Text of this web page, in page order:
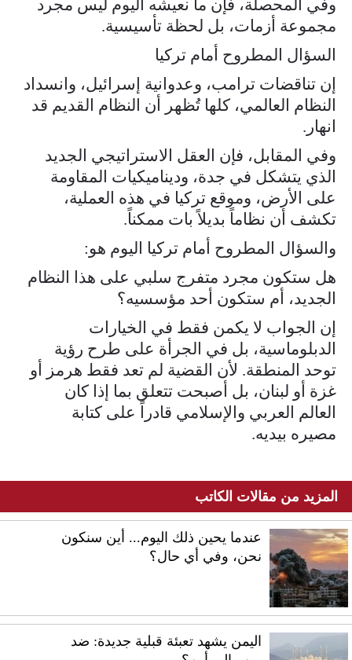
وفي المحصلة، فإن ما نعيشه اليوم ليس مجرد
مجموعة أزمات، بل لحظة تأسيسية.
السؤال المطروح أمام تركيا
إن تناقضات ترامب، وعدوانية إسرائيل، وانسداد
النظام العالمي، كلها تُظهر أن النظام القديم قد
انهار.
وفي المقابل، فإن العقل الاستراتيجي الجديد
الذي يتشكل في جدة، وديناميكيات المقاومة
على الأرض، وموقع تركيا في هذه العملية،
تكشف أن نظاماً بديلاً بات ممكناً.
والسؤال المطروح أمام تركيا اليوم هو:
هل ستكون مجرد متفرج سلبي على هذا النظام
الجديد، أم ستكون أحد مؤسسيه؟
إن الجواب لا يكمن فقط في الخيارات
الدبلوماسية، بل في الجرأة على طرح رؤية
توحد المنطقة. لأن القضية لم تعد فقط هرمز أو
غزة أو لبنان، بل أصبحت تتعلق بما إذا كان
العالم العربي والإسلامي قادراً على كتابة
مصيره بيديه.
المزيد من مقالات الكاتب
عندما يحين ذلك اليوم... أين سنكون
نحن، وفي أي حال؟
اليمن يشهد تعبئة قبلية جديدة: ضد